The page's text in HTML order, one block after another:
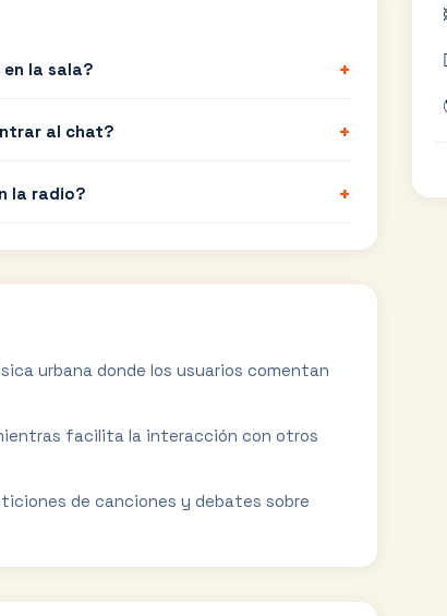
en la sala? +
al chat? +
la radio? +
urbana donde los usuarios comentan
facilita la interacción con otros
de canciones y debates sobre